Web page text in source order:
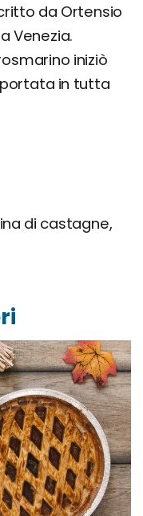
da Ortensio
Venezia.
iniziò
in tutta
di castagne,